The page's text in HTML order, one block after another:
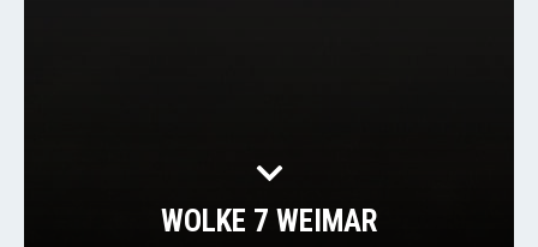
WOLKE 7 WEIMAR